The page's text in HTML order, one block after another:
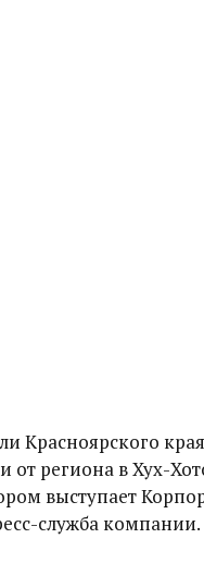
Красноярского
от региона в Хух-
выступает
служба компании.